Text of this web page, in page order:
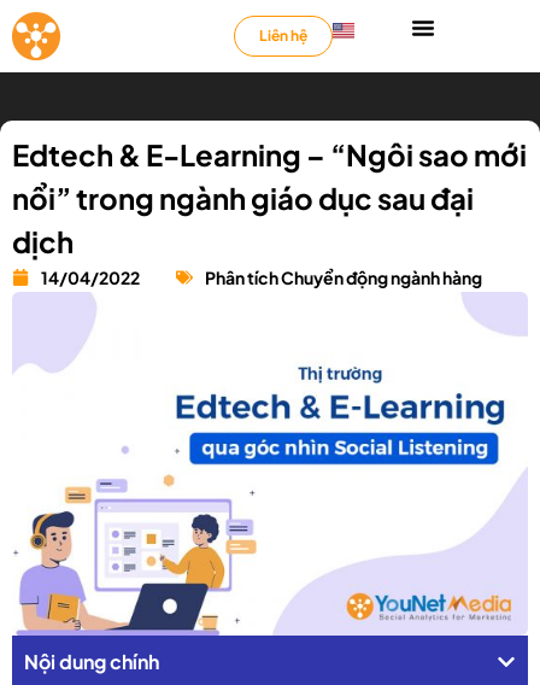
Liên hệ
Edtech & E-Learning – “Ngôi sao mới
nổi” trong ngành giáo dục sau đại
dịch
14/04/2022 Phân tích Chuyển động ngành hàng
Nội dung chính